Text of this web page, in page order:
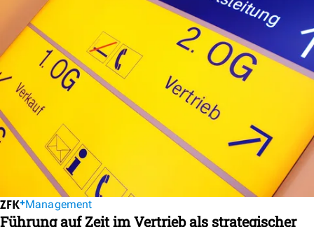
Management
Führung auf Zeit im Vertrieb als strategischer